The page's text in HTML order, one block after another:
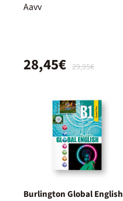
Aavv
29,95€
28,45€
Burlington Global English